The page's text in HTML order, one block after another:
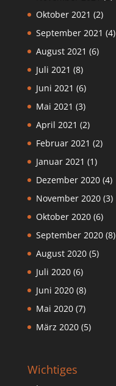
Oktober 2021 (2)
September 2021 (4)
August 2021 (6)
Juli 2021 (8)
Juni 2021 (6)
Mai 2021 (3)
April 2021 (2)
Februar 2021 (2)
Januar 2021 (1)
Dezember 2020(4)
November 2020(3)
Oktober 2020(6)
September 2020(8)
August 2020(5)
Juli 2020(6)
Juni 2020(8)
Mai 2020(7)
März 2020(5)
Wichtiges